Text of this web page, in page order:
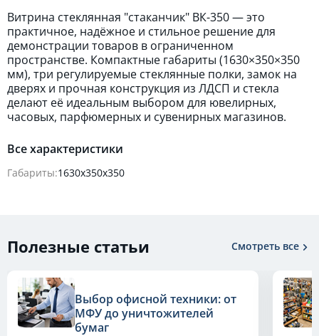
Витрина стеклянная "стаканчик" ВК-350 — это
практичное, надёжное и стильное решение для
демонстрации товаров в ограниченном
пространстве. Компактные габариты (1630×350×350
мм), три регулируемые стеклянные полки, замок на
дверях и прочная конструкция из ЛДСП и стекла
делают её идеальным выбором для ювелирных,
часовых, парфюмерных и сувенирных магазинов.
Все характеристики
Габариты:1630х350х350
Полезные статьи Смотреть все
Выбор офисной техники: от
МФУ до уничтожителей
бумаг